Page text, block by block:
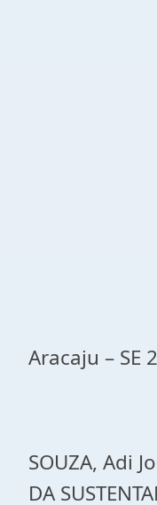
Aracaju – SE
SOUZA, Adi
DA